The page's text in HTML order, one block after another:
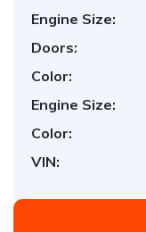
Engine Size:
Doors:
Color:
Engine Size:
Color:
VIN: